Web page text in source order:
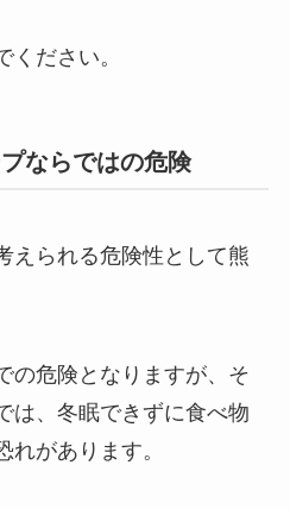
ださい。
ならではの危険
えられる危険性として熊
の危険となりますが、そ
は、冬眠できずに食べ物
れがあります。